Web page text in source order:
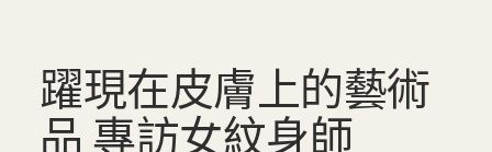
躍現在皮膚上的藝術
品 專訪女紋身師